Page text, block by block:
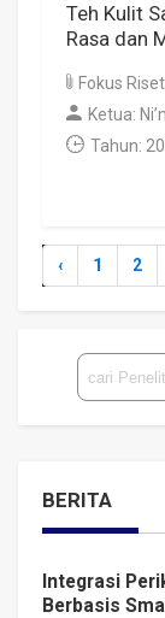
Teh Kulit
Rasa dan
Fokus
Ketua:
Tahun:
‹ 1 2
BERITA
Integrasi
Berbasis